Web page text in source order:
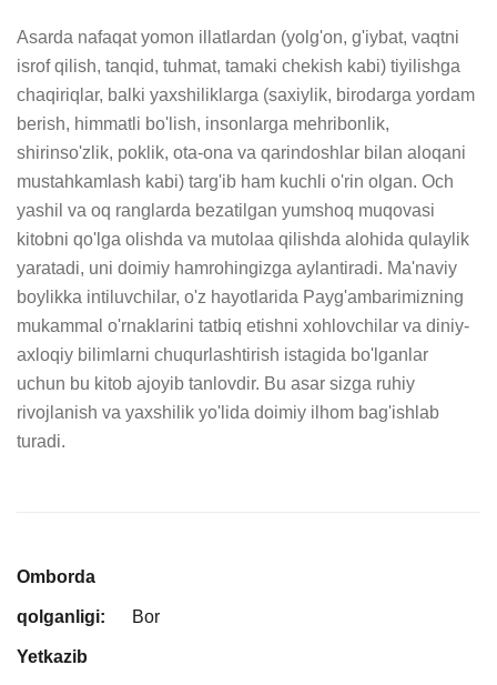
Asarda nafaqat yomon illatlardan (yolg'on, g'iybat, vaqtni
isrof qilish, tanqid, tuhmat, tamaki chekish kabi) tiyilishga
chaqiriqlar, balki yaxshiliklarga (saxiylik, birodarga yordam
berish, himmatli bo'lish, insonlarga mehribonlik,
shirinso'zlik, poklik, ota-ona va qarindoshlar bilan aloqani
mustahkamlash kabi) targ'ib ham kuchli o'rin olgan. Och
yashil va oq ranglarda bezatilgan yumshoq muqovasi
kitobni qo'lga olishda va mutolaa qilishda alohida qulaylik
yaratadi, uni doimiy hamrohingizga aylantiradi. Ma'naviy
boylikka intiluvchilar, o'z hayotlarida Payg'ambarimizning
mukammal o'rnaklarini tatbiq etishni xohlovchilar va diniy-
axloqiy bilimlarni chuqurlashtirish istagida bo'lganlar
uchun bu kitob ajoyib tanlovdir. Bu asar sizga ruhiy
rivojlanish va yaxshilik yo'lida doimiy ilhom bag'ishlab
turadi.
Omborda
qolganligi: Bor
Yetkazib